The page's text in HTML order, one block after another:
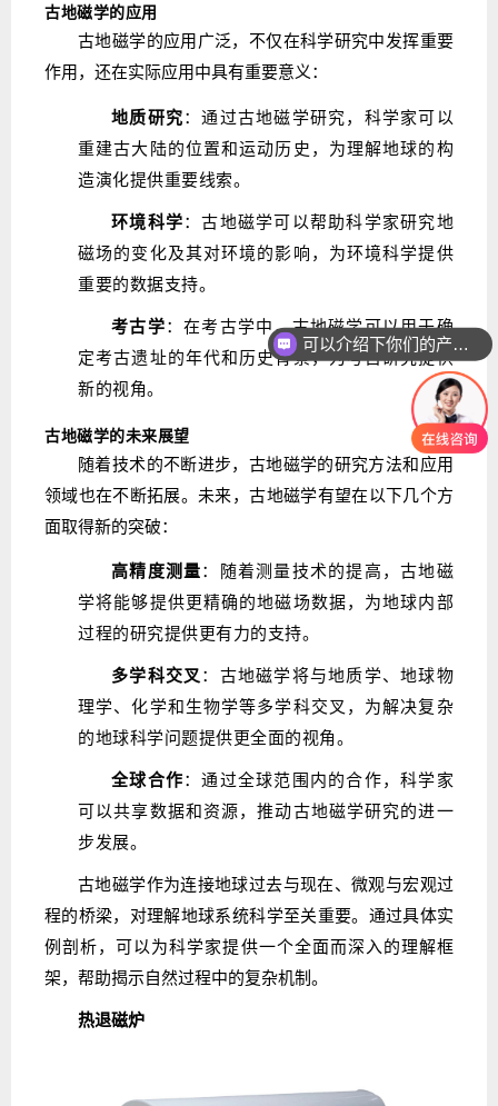
古地磁学的应用
古地磁学的应用广泛，不仅在科学研究中发挥重要
作用，还在实际应用中具有重要意义：
地质研究：通过古地磁学研究，科学家可以
重建古大陆的位置和运动历史，为理解地球的构
造演化提供重要线索。
环境科学：古地磁学可以帮助科学家研究地
磁场的变化及其对环境的影响，为环境科学提供
重要的数据支持。
考古学：在考古学中，古地磁学可以用于确
定考古遗址的年代和历史背景，为考古研究提供
新的视角。
古地磁学的未来展望
随着技术的不断进步，古地磁学的研究方法和应用
领域也在不断拓展。未来，古地磁学有望在以下几个方
面取得新的突破：
高精度测量：随着测量技术的提高，古地磁
学将能够提供更精确的地磁场数据，为地球内部
过程的研究提供更有力的支持。
多学科交叉：古地磁学将与地质学、地球物
理学、化学和生物学等多学科交叉，为解决复杂
的地球科学问题提供更全面的视角。
全球合作：通过全球范围内的合作，科学家
可以共享数据和资源，推动古地磁学研究的进一
步发展。
古地磁学作为连接地球过去与现在、微观与宏观过
程的桥梁，对理解地球系统科学至关重要。通过具体实
例剖析，可以为科学家提供一个全面而深入的理解框
架，帮助揭示自然过程中的复杂机制。
热退磁炉
可以介绍下你们的产品么